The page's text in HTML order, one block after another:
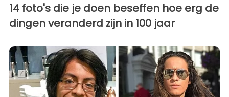
14 foto's die je doen beseffen hoe erg de
dingen veranderd zijn in 100 jaar